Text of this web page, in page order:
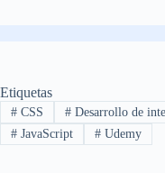
Etiquetas
#CSS #Desarrollo de
#JavaScript #Udemy